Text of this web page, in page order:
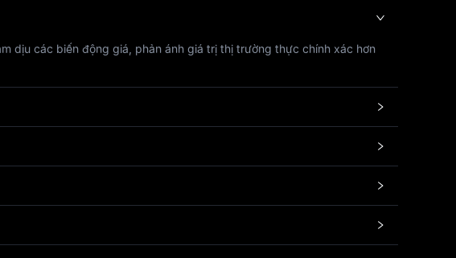
dịu các biến động giá, phản ánh giá trị thị trường thực chính xác hơn